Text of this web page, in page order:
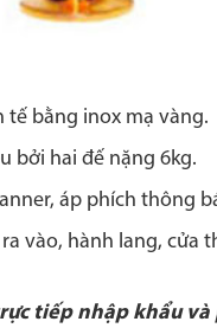
bằng inox mạ vàng.
bởi hai đế nặng 6kg.
áp phích thông
vào, hành lang, cửa
tiếp nhập khẩu